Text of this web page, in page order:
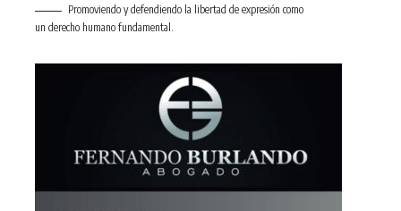
Promoviendo y defendiendo la libertad de expresión como
un derecho humano fundamental.